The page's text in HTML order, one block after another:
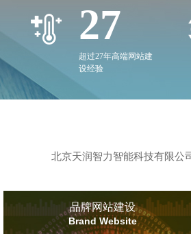
27
超过27年高端网站建
设经验
北京天润智力智能科技有限公
品牌网站建设
Brand Website